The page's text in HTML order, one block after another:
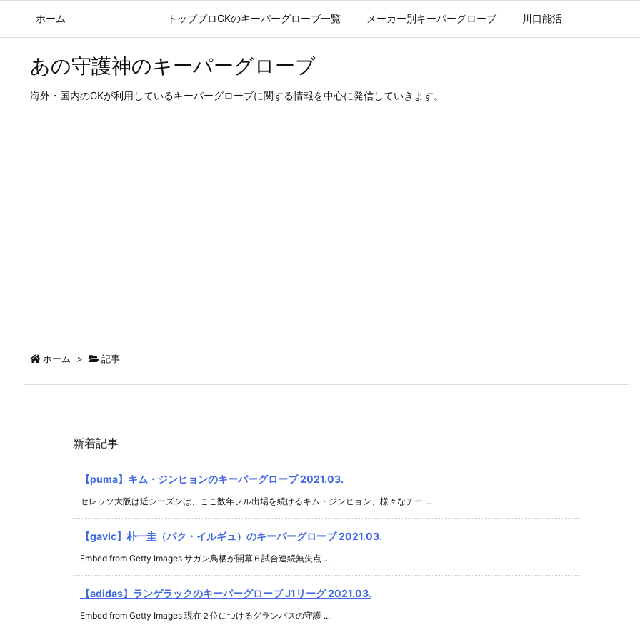
ホーム トッププロGKのキーパーグローブ一覧 メーカー別キーパーグローブ 川口能活
あの守護神のキーパーグローブ
海外・国内のGKが利用しているキーパーグローブに関する情報を中心に発信していきます。
ホーム > 記事
新着記事
【puma】キム・ジンヒョンのキーパーグローブ 2021.03.
セレッソ大阪は近シーズンは、ここ数年フル出場を続けるキム・ジンヒョン、様々なチー ...
【gavic】朴一圭（パク・イルギュ）のキーパーグローブ 2021.03.
Embed from Getty Images サガン鳥栖が開幕６試合連続無失点 ...
【adidas】ランゲラックのキーパーグローブ J1リーグ 2021.03.
Embed from Getty Images 現在２位につけるグランパスの守護 ...